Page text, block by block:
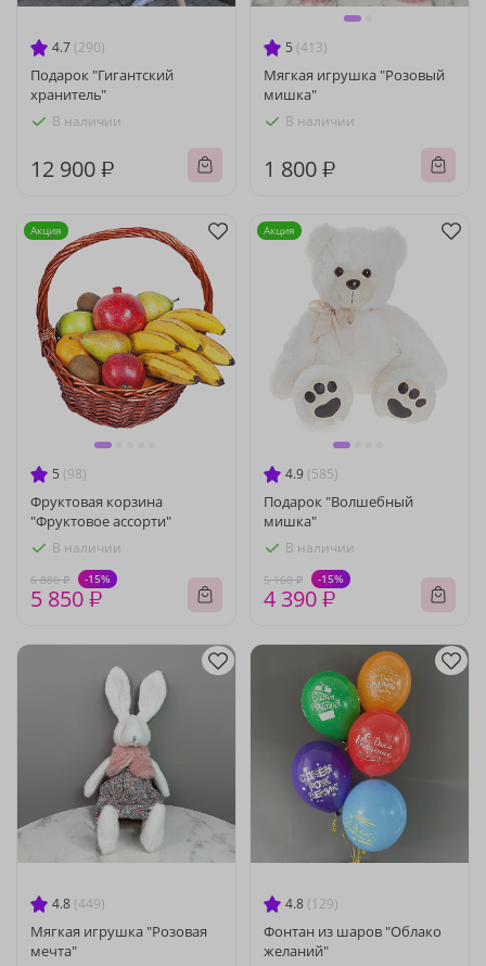
4.7 (290)
Подарок "Гигантский
хранитель"
В наличии
12 900 ₽
5 (413)
Мягкая игрушка "Розовый
мишка"
В наличии
1 800 ₽
5 (98)
Фруктовая корзина
"Фруктовое ассорти"
В наличии
6 880 ₽ -15%
5 850 ₽
Акция
4.9 (585)
Подарок "Волшебный
мишка"
В наличии
5 160 ₽ -15%
4 390 ₽
Акция
4.8 (449)
Мягкая игрушка "Розовая
мечта"
4.8 (129)
Фонтан из шаров "Облако
желаний"